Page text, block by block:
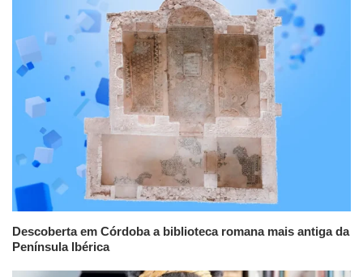
Descoberta em Córdoba a biblioteca romana mais antiga da
Península Ibérica